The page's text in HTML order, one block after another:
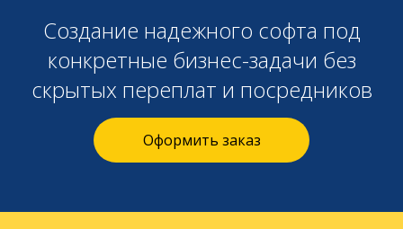
Создание надежного софта под
конкретные бизнес-задачи без
скрытых переплат и посредников
Оформить заказ